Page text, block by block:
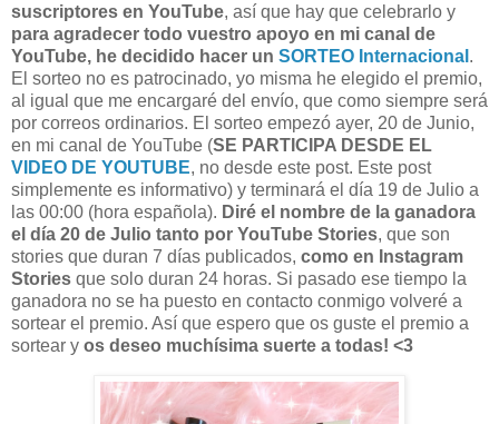
suscriptores en YouTube, así que hay que celebrarlo y
para agradecer todo vuestro apoyo en mi canal de
YouTube, he decidido hacer un SORTEO Internacional .
El sorteo no es patrocinado, yo misma he elegido el premio,
al igual que me encargaré del envío, que como siempre será
por correos ordinarios. El sorteo empezó ayer, 20 de Junio,
en mi canal de YouTube (SE PARTICIPA DESDE EL
VIDEO DE YOUTUBE, no desde este post. Este post
simplemente es informativo) y terminará el día 19 de Julio a
las 00:00 (hora española). Diré el nombre de la ganadora
el día 20 de Julio tanto por YouTube Stories, que son
stories que duran 7 días publicados, como en Instagram
Stories que solo duran 24 horas. Si pasado ese tiempo la
ganadora no se ha puesto en contacto conmigo volveré a
sortear el premio. Así que espero que os guste el premio a
sortear y os deseo muchísima suerte a todas! <3